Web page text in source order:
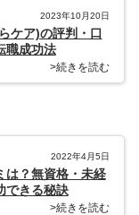
2023年10月20日
ケア)の評判・口
職成功法
>続きを読む
2022年4月5日
は？無資格・未経
できる秘訣
>続きを読む